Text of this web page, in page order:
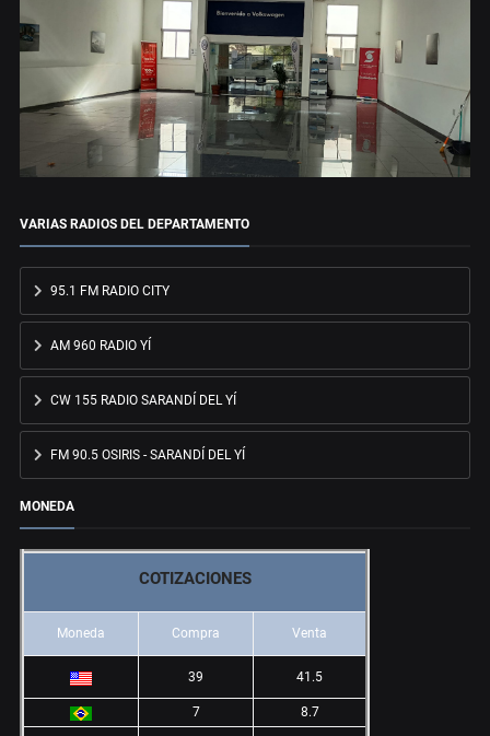
VARIAS RADIOS DEL DEPARTAMENTO
95.1 FM RADIO CITY
AM 960 RADIO YÍ
CW 155 RADIO SARANDÍ DEL YÍ
FM 90.5 OSIRIS - SARANDÍ DEL YÍ
MONEDA
COTIZACIONES
Moneda Compra Venta
39 41.5
7 8.7